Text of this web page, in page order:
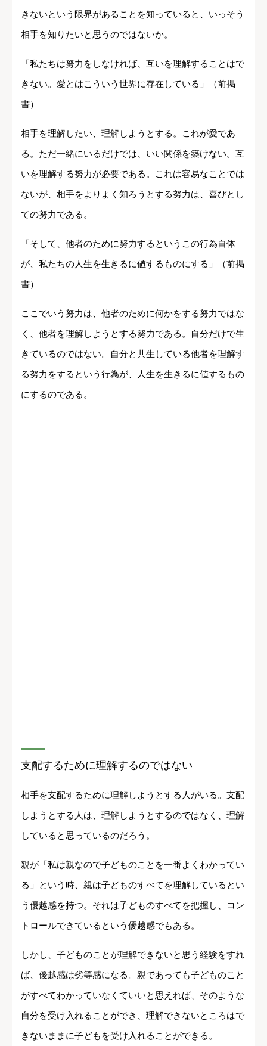
きないという限界があることを知っていると、いっそう
相手を知りたいと思うのではないか。
「私たちは努力をしなければ、互いを理解することはで
きない。愛とはこういう世界に存在している」（前掲
書）
相手を理解したい、理解しようとする。これが愛であ
る。ただ一緒にいるだけでは、いい関係を築けない。互
いを理解する努力が必要である。これは容易なことでは
ないが、相手をよりよく知ろうとする努力は、喜びとし
ての努力である。
「そして、他者のために努力するというこの行為自体
が、私たちの人生を生きるに値するものにする」（前掲
書）
ここでいう努力は、他者のために何かをする努力ではな
く、他者を理解しようとする努力である。自分だけで生
きているのではない。自分と共生している他者を理解す
る努力をするという行為が、人生を生きるに値するもの
にするのである。
支配するために理解するのではない
相手を支配するために理解しようとする人がいる。支配
しようとする人は、理解しようとするのではなく、理解
していると思っているのだろう。
親が「私は親なので子どものことを一番よくわかってい
る」という時、親は子どものすべてを理解しているとい
う優越感を持つ。それは子どものすべてを把握し、コン
トロールできているという優越感でもある。
しかし、子どものことが理解できないと思う経験をすれ
ば、優越感は劣等感になる。親であっても子どものこと
がすべてわかっていなくていいと思えれば、そのような
自分を受け入れることができ、理解できないところはで
きないままに子どもを受け入れることができる。